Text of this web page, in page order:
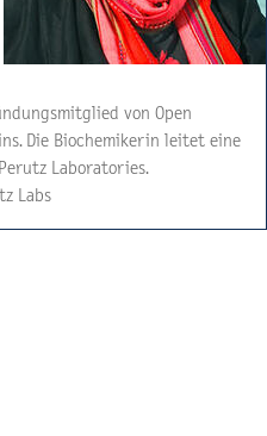
von Open
Die Biochemikerin leitet eine
Laboratories.
Labs